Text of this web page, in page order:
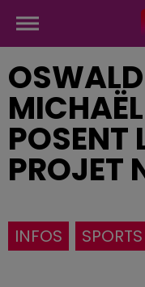
POSENT
PROJET
INFOS SPORTS